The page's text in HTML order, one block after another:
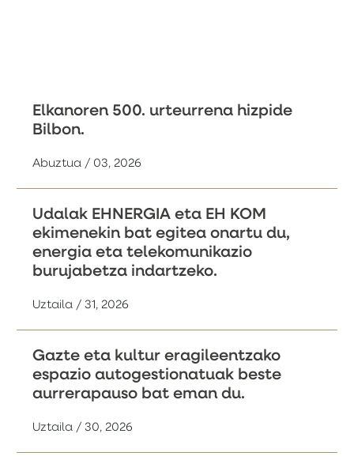
Elkanoren 500. urteurrena hizpide
Bilbon.
Abuztua / 03, 2026
Udalak EHNERGIA eta EH KOM
ekimenekin bat egitea onartu du,
energia eta telekomunikazio
burujabetza indartzeko.
Uztaila / 31, 2026
Gazte eta kultur eragileentzako
espazio autogestionatuak beste
aurrerapauso bat eman du.
Uztaila / 30, 2026